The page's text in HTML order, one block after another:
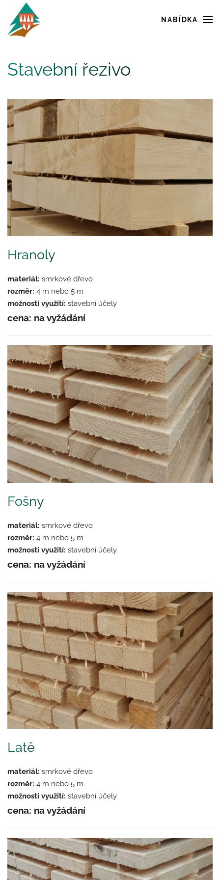
Skip to main content NABÍDKA
Stavební řezivo
Hranoly
materiál: smrkové dřevo
rozměr: 4 m nebo 5 m
možnosti využití: stavební účely
cena: na vyžádání
Fošny
materiál: smrkové dřevo
rozměr: 4 m nebo 5 m
možnosti využití: stavební účely
cena: na vyžádání
Latě
materiál: smrkové dřevo
rozměr: 4 m nebo 5 m
možnosti využití: stavební účely
cena: na vyžádání